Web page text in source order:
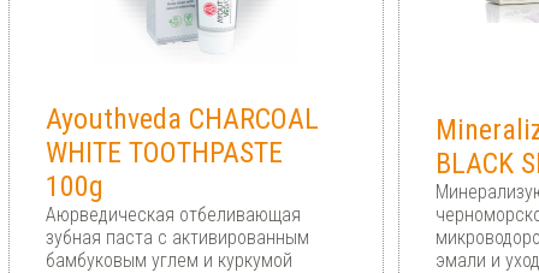
Ayouthveda CHARCOAL
WHITE TOOTHPASTE
100g
Аюрведическая отбеливающая
зубная паста с активированным
бамбуковым углем и куркумой
BLACK
эмали и